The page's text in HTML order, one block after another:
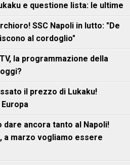
e questione lista: le ultime
SSC Napoli in lutto: "De
al cordoglio"
la programmazione della
il prezzo di Lukaku!
dare ancora tanto al Napoli!
a marzo vogliamo essere